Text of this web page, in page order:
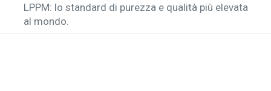
LPPM: lo standard di purezza e qualità più elevata
al mondo.